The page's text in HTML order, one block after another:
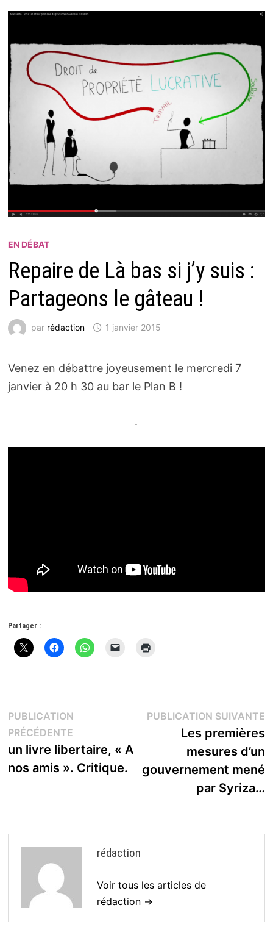
EN DÉBAT
Repaire de Là bas si j’y suis :
Partageons le gâteau !
par rédaction 1 janvier 2015
Venez en débattre joyeusement le mercredi 7
janvier à 20 h 30 au bar le Plan B !
.
Partager :
Navigation
de
l’article
PUBLICATION
PRÉCÉDENTEPublication
précédente :
un livre libertaire, « A
nos amis ». Critique.
PUBLICATION SUIVANTE
Les premières
mesures d’un
gouvernement mené
par Syriza…
rédaction
Voir tous les articles de
rédaction →